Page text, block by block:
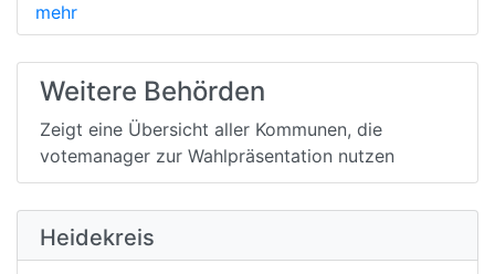
mehr
Weitere Behörden
Zeigt eine Übersicht aller Kommunen, die
votemanager zur Wahlpräsentation nutzen
Heidekreis